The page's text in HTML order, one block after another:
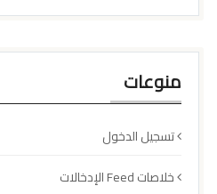
منوعات
تسجيل الدخول
خلاصات Feed الإدخالات